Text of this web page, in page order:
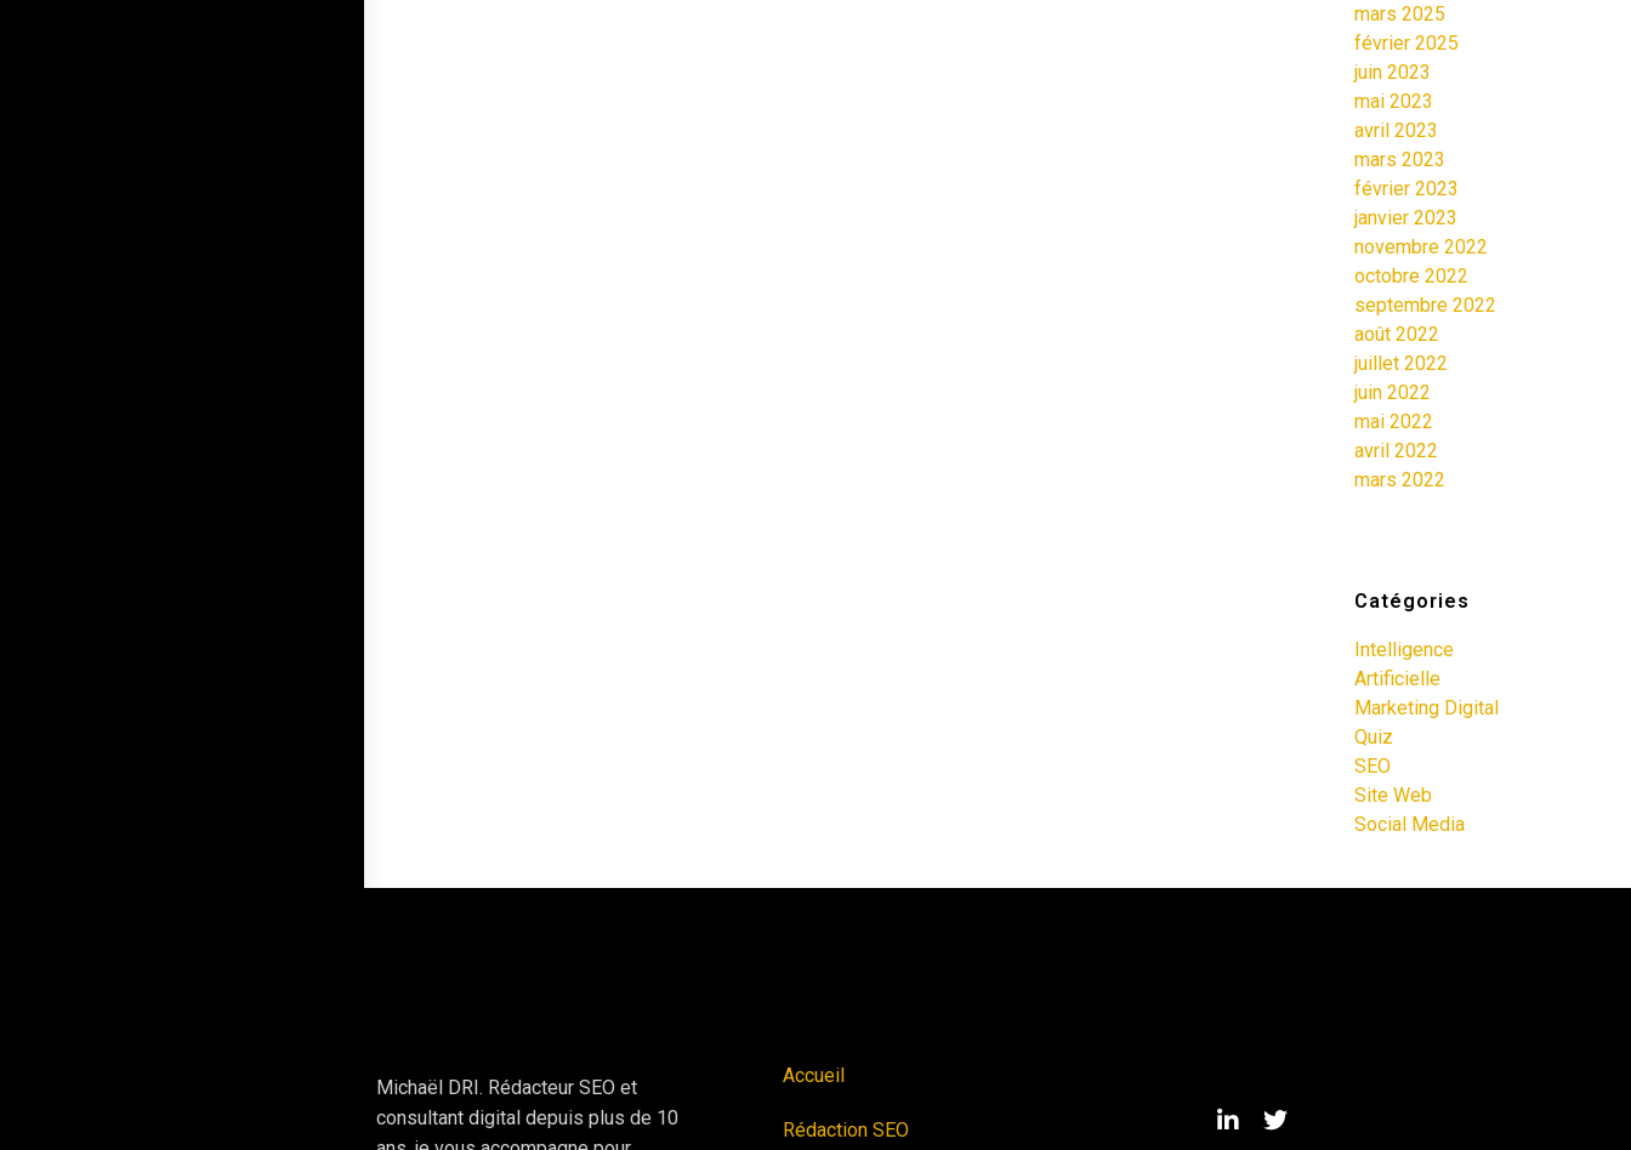
mars 2025
février 2025
juin 2023
mai 2023
avril 2023
mars 2023
février 2023
janvier 2023
novembre 2022
octobre 2022
septembre 2022
août 2022
juillet 2022
juin 2022
mai 2022
avril 2022
mars 2022
Catégories
Intelligence
Artificielle
Marketing Digital
Quiz
SEO
Site Web
Social Media
Michaël DRI. Rédacteur SEO et
consultant digital depuis plus de 10
Accueil
Rédaction SEO